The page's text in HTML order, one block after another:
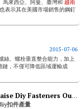
馬來西亞、阿曼、臺灣和 越南
表示其在美國市場銷售的鋼釘
2015-07-06
、螺栓垂直整合能力，加上
，不僅可降低區域運輸成
Chin Well Aims To Raise Diy Fasteners Output
扣件產量